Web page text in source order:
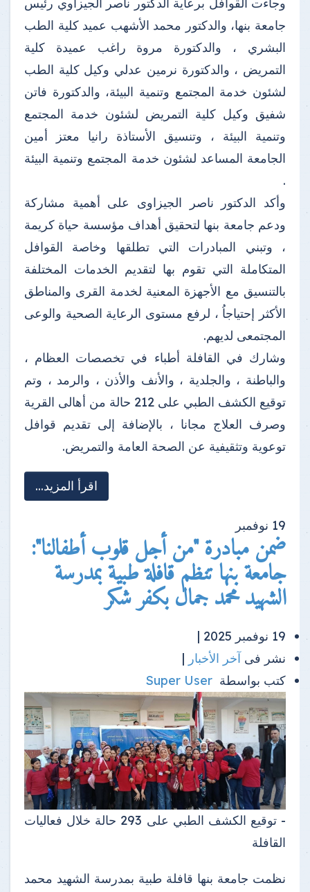
جامعة بنها، والدكتور محمد الأشهب عميد كلية الطب
البشري ، والدكتورة مروة راغب عميدة كلية
التمريض ، والدكتورة نرمين عدلي وكيل كلية الطب
لشئون خدمة المجتمع وتنمية البيئة، والدكتورة فاتن
شفيق وكيل كلية التمريض لشئون خدمة المجتمع
وتنمية البيئة ، وتنسيق الأستاذة رانيا معتز أمين
الجامعة المساعد لشئون خدمة المجتمع وتنمية البيئة
.
وأكد الدكتور ناصر الجيزاوى على أهمية مشاركة
ودعم جامعة بنها لتحقيق أهداف مؤسسة حياة كريمة
، وتبني المبادرات التي تطلقها وخاصة القوافل
المتكاملة التي تقوم بها لتقديم الخدمات المختلفة
بالتنسيق مع الأجهزة المعنية لخدمة القرى والمناطق
الأكثر إحتياجاُ ، لرفع مستوى الرعاية الصحية والوعى
المجتمعى لديهم.
وشارك في القافلة أطباء في تخصصات العظام ،
والباطنة ، والجلدية ، والأنف والأذن ، والرمد ، وتم
توقيع الكشف الطبي على 212 حالة من أهالى القرية
وصرف العلاج مجانا ، بالإضافة إلى تقديم قوافل
توعوية وتثقيفية عن الصحة العامة والتمريض.
اقرأ المزيد...
19 نوفمبر
ضمن مبادرة "من أجل قلوب أطفالنا":
جامعة بنها تنظم قافلة طبية بمدرسة
الشهيد محمد جمال بكفر شكر
19 نوفمبر 2025 |
نشر فى آخر الأخبار |
كتب بواسطة Super User
- توقيع الكشف الطبي على 293 حالة خلال فعاليات
القافلة
نظمت جامعة بنها قافلة طبية بمدرسة الشهيد محمد